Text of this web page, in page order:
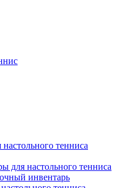
тенниса
для настольного тенниса
инвентарь